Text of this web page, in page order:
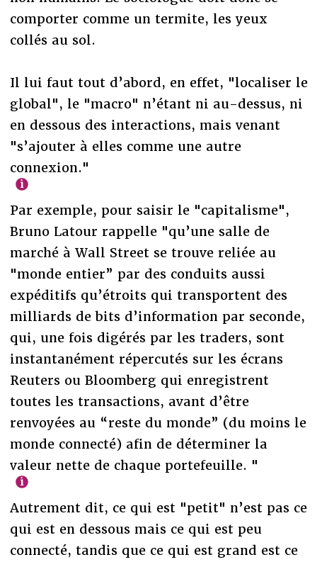
comporter comme un termite, les yeux
collés au sol.
Il lui faut tout d’abord, en effet, "localiser le
global", le "macro" n’étant ni au-dessus, ni
en dessous des interactions, mais venant
"s’ajouter à elles comme une autre
connexion."
Par exemple, pour saisir le "capitalisme",
Bruno Latour rappelle "qu’une salle de
marché à Wall Street se trouve reliée au
"monde entier” par des conduits aussi
expéditifs qu’étroits qui transportent des
milliards de bits d’information par seconde,
qui, une fois digérés par les traders, sont
instantanément répercutés sur les écrans
Reuters ou Bloomberg qui enregistrent
toutes les transactions, avant d’être
renvoyées au “reste du monde” (du moins le
monde connecté) afin de déterminer la
valeur nette de chaque portefeuille. "
Autrement dit, ce qui est "petit" n’est pas ce
qui est en dessous mais ce qui est peu
connecté, tandis que ce qui est grand est ce